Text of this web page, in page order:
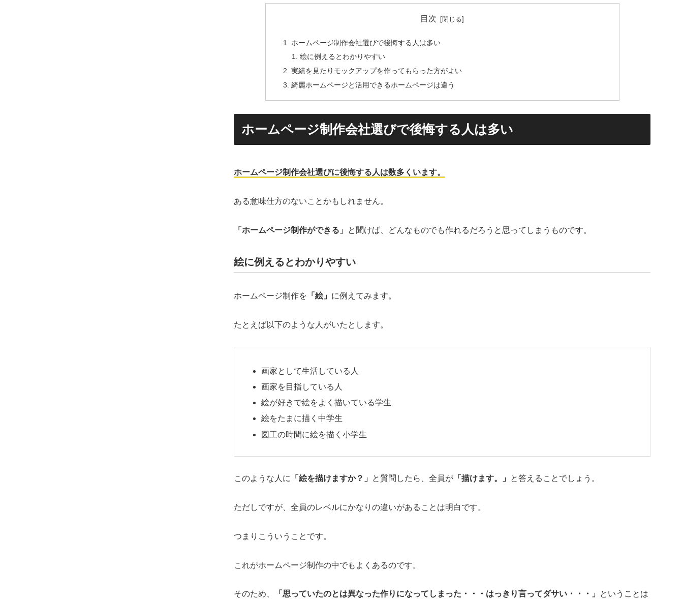
目次
ホームページ制作会社選びで後悔する人は多い
絵に例えるとわかりやすい
実績を見たりモックアップを作ってもらった方がよい
綺麗ホームページと活用できるホームページは違う
ホームページ制作会社選びで後悔する人は多い
ホームページ制作会社選びに後悔する人は数多くいます。
ある意味仕方のないことかもしれません。
「ホームページ制作ができる」 と聞けば、どんなものでも作れるだろうと思ってしまうものです。
絵に例えるとわかりやすい
ホームページ制作を 「絵」 に例えてみます。
たとえば以下のような人がいたとします。
画家として生活している人
画家を目指している人
絵が好きで絵をよく描いている学生
絵をたまに描く中学生
図工の時間に絵を描く小学生
このような人に 「絵を描けますか？」 と質問したら、全員が 「描けます。」 と答えることでしょう。
ただしですが、全員のレベルにかなりの違いがあることは明白です。
つまりこういうことです。
これがホームページ制作の中でもよくあるのです。
そのため、 「思っていたのとは異なった作りになってしまった・・・はっきり言ってダサい・・・」
ということは